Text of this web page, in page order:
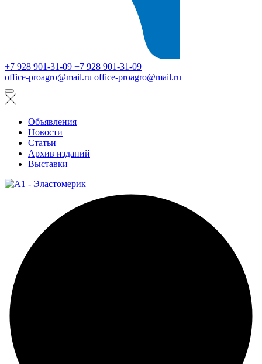
+7 928 901-31-09 +7 928 901-31-09
office-proagro@mail.ru office-proagro@mail.ru
Объявления
Новости
Статьи
Архив изданий
Выставки